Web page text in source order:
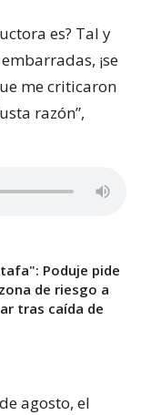
es? Tal y
¡se
me criticaron
razón”,
Poduje pide
de riesgo a
tras caída de
agosto, el